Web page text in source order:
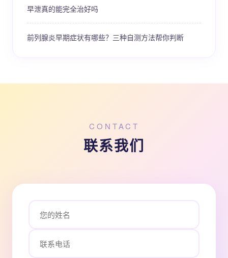
早泄真的能完全治好吗
前列腺炎早期症状有哪些？三种自测方法帮你判断
CONTACT
联系我们